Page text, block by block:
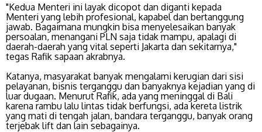
"Kedua Menteri ini layak dicopot dan diganti kepada
Menteri yang lebih profesional, kapabel dan bertanggung
jawab. Bagaimana mungkin bisa menyelesaikan banyak
persoalan, menangani PLN saja tidak mampu, apalagi di
daerah-daerah yang vital seperti Jakarta dan sekitarnya,"
tegas Rafik sapaan akrabnya.
Katanya, masyarakat banyak mengalami kerugian dari sisi
pelayanan, bisnis terganggu dan banyaknya kejadian yang di
luar dugaan. Menurut Rafik, ada yang meninggal di Bali
karena rambu lalu lintas tidak berfungsi, ada kereta listrik
yang mati di tengah jalan, bandara terganggu, banyak orang
terjebak lift dan lain sebagainya.